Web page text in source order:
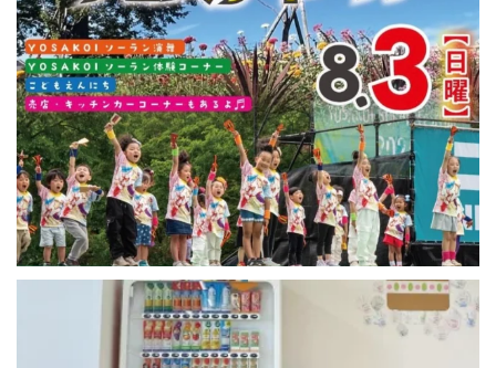
おはようございます😊りりあ🌸です
今日も、朝から元気なお友達が遊びにきてくれています♪...
1